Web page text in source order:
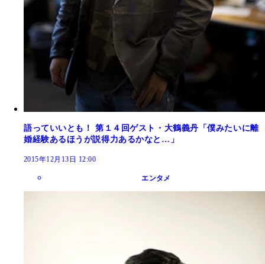
語っていいとも！ 第１４回ゲスト・大鶴義丹「僕みたいに離
婚経験あるほうが説得力あるかなと…」
2015年12月13日 12:00
エンタメ